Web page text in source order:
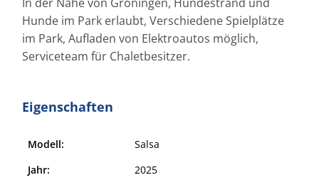
Hunde im Park erlaubt, Verschiedene Spielplätze
im Park, Aufladen von Elektroautos möglich,
Serviceteam für Chaletbesitzer.
Eigenschaften
Modell:
Salsa
Jahr:
2025